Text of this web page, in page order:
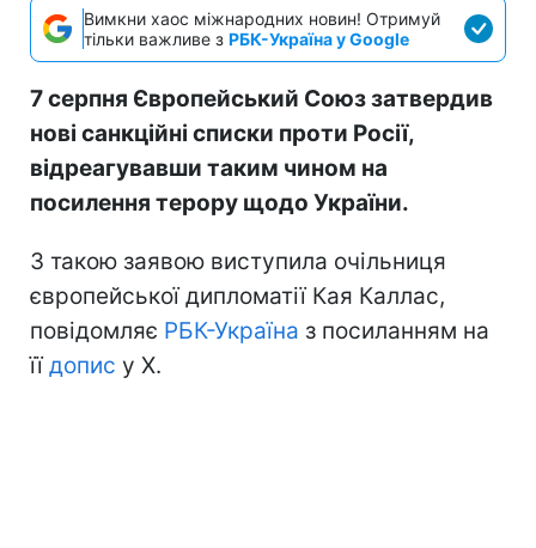
Вимкни хаос міжнародних новин! Отримуй
тільки важливе з РБК-Україна у Google
7 серпня Європейський Союз затвердив
нові санкційні списки проти Росії,
відреагувавши таким чином на
посилення терору щодо України.
З такою заявою виступила очільниця
європейської дипломатії Кая Каллас,
повідомляє РБК-Україна з посиланням на
їїдопис у Х.